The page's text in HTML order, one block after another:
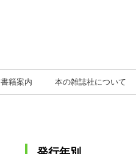
書籍案内 本の雑誌社について